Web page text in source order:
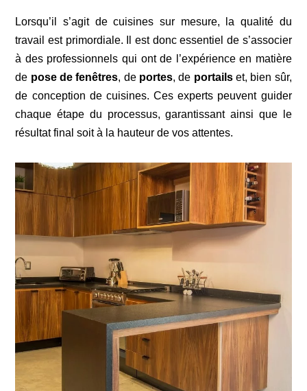
Lorsqu’il s’agit de cuisines sur mesure, la qualité du
travail est primordiale. Il est donc essentiel de s’associer
à des professionnels qui ont de l’expérience en matière
de pose de fenêtres, de portes, de portailset, bien sûr,
de conception de cuisines. Ces experts peuvent guider
chaque étape du processus, garantissant ainsi que le
résultat final soit à la hauteur de vos attentes.